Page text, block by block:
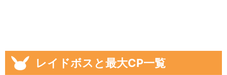
レイドボスと最大CP一覧